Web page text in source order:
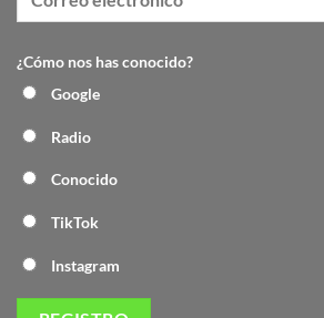
¿Cómo nos has conocido?
Google
Radio
Conocido
TikTok
Instagram